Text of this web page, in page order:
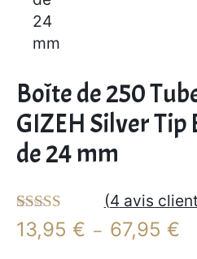
Boîte de 250
GIZEH Silver Tip
de 24 mm
Noté4.25
sur 5 basé
4
(4avis
13,95 € – 67,95 €